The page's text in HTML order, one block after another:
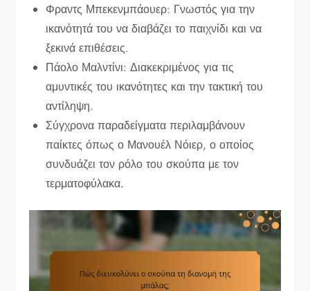
Φραντς Μπεκενμπάουερ: Γνωστός για την
ικανότητά του να διαβάζει το παιχνίδι και να
ξεκινά επιθέσεις.
Πάολο Μαλντίνι: Διακεκριμένος για τις
αμυντικές του ικανότητες και την τακτική του
αντίληψη.
Σύγχρονα παραδείγματα περιλαμβάνουν
παίκτες όπως ο Μανουέλ Νόιερ, ο οποίος
συνδυάζει τον ρόλο του σκούπα με τον
τερματοφύλακα.